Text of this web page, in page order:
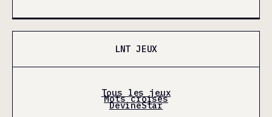
LNT JEUX
Tous les jeux
Mots croisés
DevineStar